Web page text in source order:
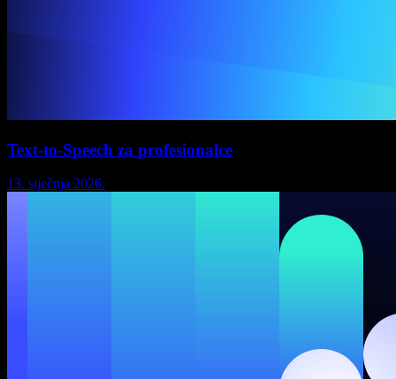
Text-to-Speech za profesionalce
13. siječnja 2026.